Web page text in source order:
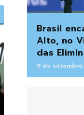
Brasil
Alto, no
das
9 de